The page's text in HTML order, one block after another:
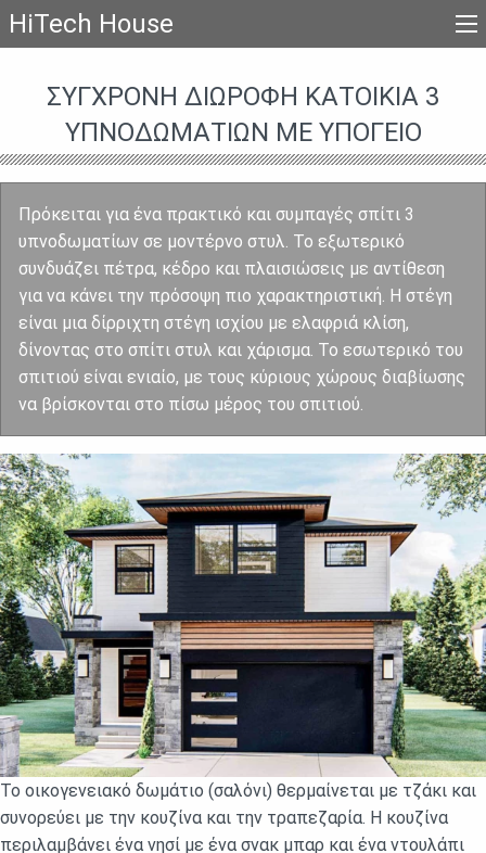
HiTech House
ΣΎΓΧΡΟΝΗ ΔΙΏΡΟΦΗ ΚΑΤΟΙΚΊΑ 3
ΥΠΝΟΔΩΜΑΤΊΩΝ ΜΕ ΥΠΌΓΕΙΟ
Πρόκειται για ένα πρακτικό και συμπαγές σπίτι 3
υπνοδωματίων σε μοντέρνο στυλ. Το εξωτερικό
συνδυάζει πέτρα, κέδρο και πλαισιώσεις με αντίθεση
για να κάνει την πρόσοψη πιο χαρακτηριστική. Η στέγη
είναι μια δίρριχτη στέγη ισχίου με ελαφριά κλίση,
δίνοντας στο σπίτι στυλ και χάρισμα. Το εσωτερικό του
σπιτιού είναι ενιαίο, με τους κύριους χώρους διαβίωσης
να βρίσκονται στο πίσω μέρος του σπιτιού.
Το οικογενειακό δωμάτιο (σαλόνι) θερμαίνεται με τζάκι και
συνορεύει με την κουζίνα και την τραπεζαρία. Η κουζίνα
περιλαμβάνει ένα νησί με ένα σνακ μπαρ και ένα ντουλάπι